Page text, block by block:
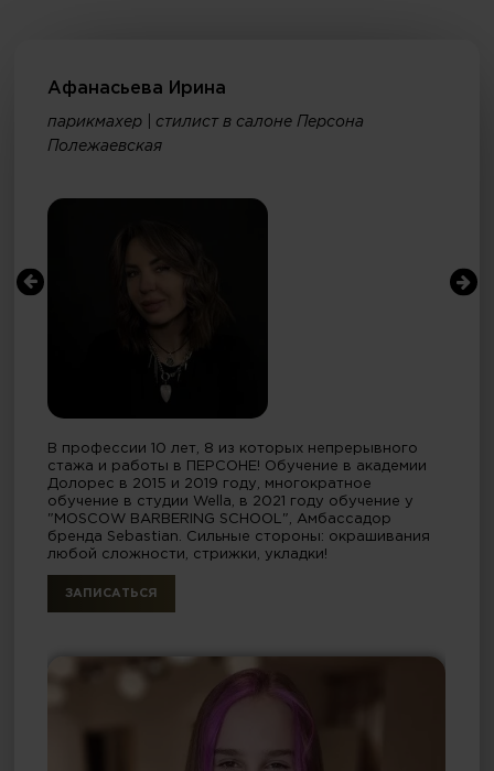
Афанасьева Ирина
парикмахер | стилист в салоне Персона
Полежаевская
В профессии 10 лет, 8 из которых непрерывного
стажа и работы в ПЕРСОНЕ! Обучение в академии
Долорес в 2015 и 2019 году, многократное
обучение в студии Wella, в 2021 году обучение у
"MOSCOW BARBERING SCHOOL", Амбассадор
бренда Sebastian. Сильные стороны: окрашивания
любой сложности, стрижки, укладки!
ЗАПИСАТЬСЯ